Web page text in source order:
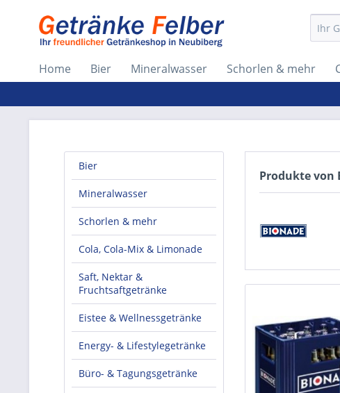
Home Bier Mineralwasser Schorlen & mehr
Bier
Mineralwasser
Schorlen & mehr
Cola, Cola-Mix & Limonade
Saft, Nektar &
Fruchtsaftgetränke
Eistee & Wellnessgetränke
Energy- & Lifestylegetränke
Büro- & Tagungsgetränke
Produkte von